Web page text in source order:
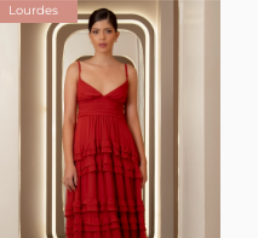
Lourdes